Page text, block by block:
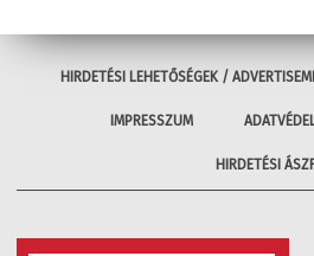
HIRDETÉSI LEHETŐSÉGEK /
IMPRESSZUM
HIRDETÉSI